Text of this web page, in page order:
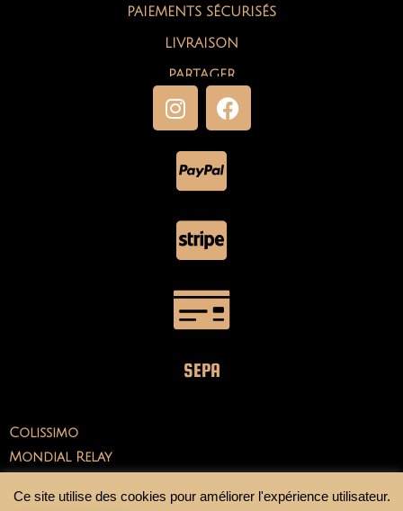
PAIEMENTS SÉCURISÉS
LIVRAISON
PARTAGER
SEPA
Colissimo
Mondial Relay
Ce site utilise des cookies pour améliorer l'expérience utilisateur.